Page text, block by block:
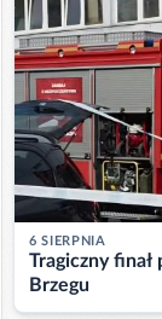
6 SIERPNIA
Tragiczny
Brzegu